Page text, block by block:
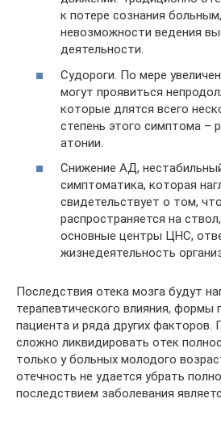
к потере сознания
невозможности ведения
деятельности.
Судороги. По мере
могут проявиться
которые длятся всего
степень этого симптома –
атонии.
Снижение АД,
симптоматика, которая
свидетельствует о том,
распространяется на
основные центры ЦНС,
жизнедеятельность
Последствия отека мозга будут
терапевтического влияния, формы
пациента и ряда других факторов.
сложно ликвидировать отек
только у больных молодого
отечность не удается убрать
последствием заболевания